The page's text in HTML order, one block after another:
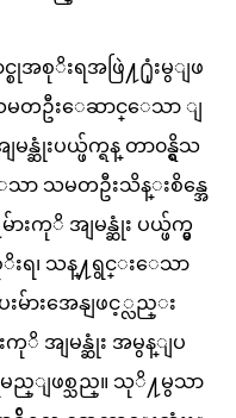
အစုိးရအဖြဲ႔႐ုံးမွျဖ
တဦးေဆာင္ေသာ ျ
းပယ္ဖ်က္ရန္ တာ၀န္ရွိသ
ာ သမတဦးသိန္းစိန္အေ
ကုိ အျမန္ဆုံး ပယ္ဖ်က္မွ
ရ၊ သန္႔ရွင္းေသာ
ားအေနျဖင့္လည္း
ကုိ အျမန္ဆုံး အမွန္ျပ
ျဖစ္သည္။ သုိ႔မွသာ